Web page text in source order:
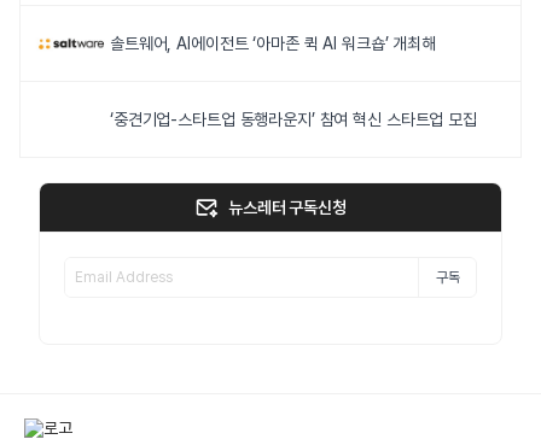
솔트웨어, AI에이전트 ‘아마존 퀵 AI 워크숍’ 개최해
‘중견기업-스타트업 동행라운지’ 참여 혁신 스타트업 모집
뉴스레터 구독신청
구독